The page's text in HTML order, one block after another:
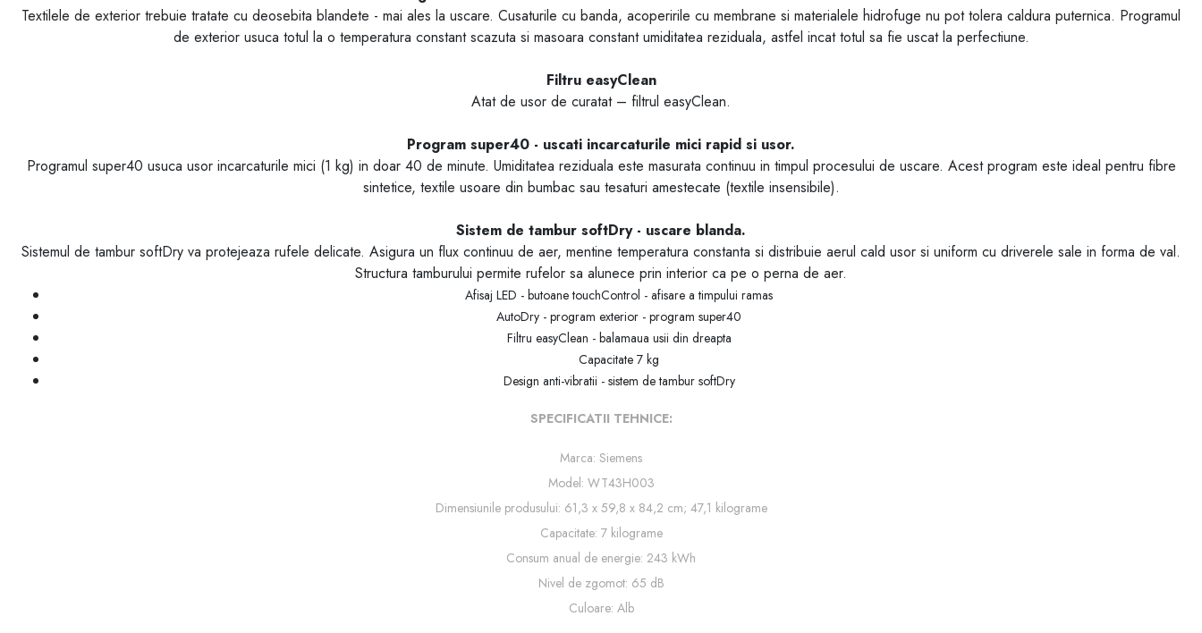
Textilele de exterior trebuie tratate cu deosebita blandete - mai ales la uscare. Cusaturile cu banda, acoperirile cu membrane si materialele hidrofuge nu pot tolera caldura puternica. Programul
de exterior usuca totul la o temperatura constant scazuta si masoara constant umiditatea reziduala, astfel incat totul sa fie uscat la perfectiune.
Filtru easyClean
Atat de usor de curatat – filtrul easyClean.
Program super40 - uscati incarcaturile mici rapid si usor.
Programul super40 usuca usor incarcaturile mici (1 kg) in doar 40 de minute. Umiditatea reziduala este masurata continuu in timpul procesului de uscare. Acest program este ideal pentru fibre
sintetice, textile usoare din bumbac sau tesaturi amestecate (textile insensibile).
Sistem de tambur softDry - uscare blanda.
Sistemul de tambur softDry va protejeaza rufele delicate. Asigura un flux continuu de aer, mentine temperatura constanta si distribuie aerul cald usor si uniform cu driverele sale in forma de val.
Structura tamburului permite rufelor sa alunece prin interior ca pe o perna de aer.
Afisaj LED - butoane touchControl - afisare a timpului ramas
AutoDry - program exterior - program super40
Filtru easyClean - balamaua usii din dreapta
Capacitate 7 kg
Design anti-vibratii - sistem de tambur softDry
SPECIFICATII TEHNICE:
Marca: Siemens
Model: WT43H003
Dimensiunile produsului: ‎61,3 x 59,8 x 84,2 cm; 47,1 kilograme
Capacitate: 7 kilograme
Consum anual de energie: 243 kWh
Nivel de zgomot: 65 dB
Culoare: Alb